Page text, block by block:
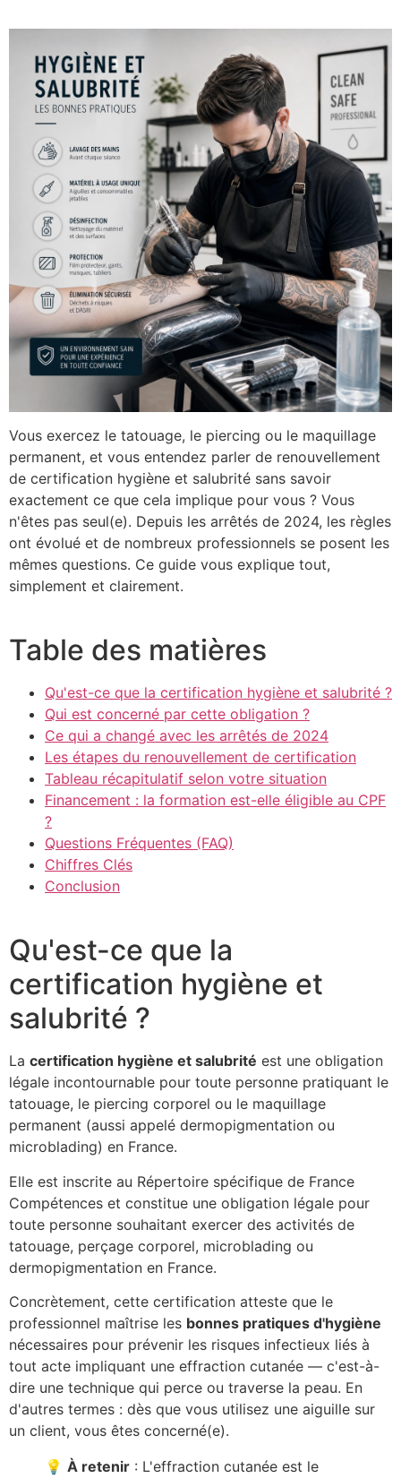
Vous exercez le tatouage, le piercing ou le maquillage
permanent, et vous entendez parler de renouvellement
de certification hygiène et salubrité sans savoir
exactement ce que cela implique pour vous ? Vous
n'êtes pas seul(e). Depuis les arrêtés de 2024, les règles
ont évolué et de nombreux professionnels se posent les
mêmes questions. Ce guide vous explique tout,
simplement et clairement.
Table des matières
Qu'est-ce que la certification hygiène et salubrité ?
Qui est concerné par cette obligation ?
Ce qui a changé avec les arrêtés de 2024
Les étapes du renouvellement de certification
Tableau récapitulatif selon votre situation
Financement : la formation est-elle éligible au CPF
?
Questions Fréquentes (FAQ)
Chiffres Clés
Conclusion
Qu'est-ce que la
certification hygiène et
salubrité ?
La certification hygiène et salubrité est une obligation
légale incontournable pour toute personne pratiquant le
tatouage, le piercing corporel ou le maquillage
permanent (aussi appelé dermopigmentation ou
microblading) en France.
Elle est inscrite au Répertoire spécifique de France
Compétences et constitue une obligation légale pour
toute personne souhaitant exercer des activités de
tatouage, perçage corporel, microblading ou
dermopigmentation en France.
Concrètement, cette certification atteste que le
professionnel maîtrise les bonnes pratiques d'hygiène
nécessaires pour prévenir les risques infectieux liés à
tout acte impliquant une effraction cutanée — c'est-à-
dire une technique qui perce ou traverse la peau. En
d'autres termes : dès que vous utilisez une aiguille sur
un client, vous êtes concerné(e).
💡 À retenir : L'effraction cutanée est le